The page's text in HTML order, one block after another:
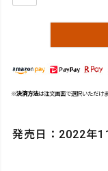
※決済方法は注文画面で選択いただけ
発売日：2022年